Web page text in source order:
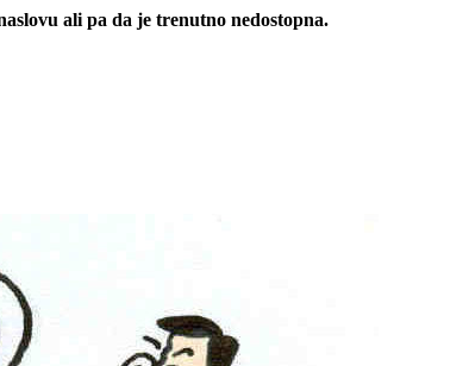
ali pa da je trenutno nedostopna.